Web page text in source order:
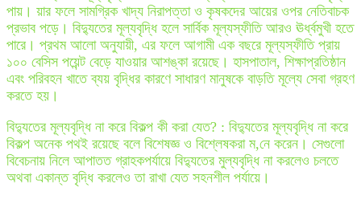
পায়। য়ার ফলে সামগ্রিক খাদ্য নিরাপত্তা ও কৃষকদের আয়ের ওপর নেতিবাচক
প্রভাব পড়ে। বিদ্যুতের মূল্যবৃদ্ধি হলে সার্বিক মূল্যস্ফীতি আরও ঊর্ধ্বমুখী হতে
পারে। প্রথম আলো অনুযায়ী, এর ফলে আগামী এক বছরে মূল্যস্ফীতি প্রায়
১০০ বেসিস পয়েন্ট বেড়ে যাওয়ার আশঙ্কা রয়েছে। হাসপাতাল, শিক্ষাপ্রতিষ্ঠান
এবং পরিবহন খাতে ব্যয় বৃদ্ধির কারণে সাধারণ মানুষকে বাড়তি মূল্যে সেবা গ্রহণ
করতে হয়।
বিদ্যুতের মূল্যবৃদ্ধি না করে বিকল্প কী করা যেত? : বিদ্যুতের মূল্যবৃদ্ধি না করে
বিকল্প অনেক পথই রয়েছে বলে বিশেষজ্ঞ ও বিশ্লেষকরা ম,নে করেন। সেগুলো
বিবেচনায় নিলে আপাতত গ্রাহকপর্যায়ে বিদ্যুতের মুল্যবৃদ্ধি না করলেও চলতে
অথবা একান্ত বৃদ্ধি করলেও তা রাখা যেত সহনশীল পর্যায়ে।